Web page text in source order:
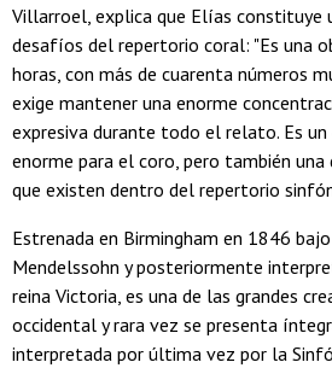
Villarroel, explica que Elías constituye
desafíos del repertorio coral: "Es una
horas, con más de cuarenta números
exige mantener una enorme
expresiva durante todo el relato. Es
enorme para el coro, pero también
que existen dentro del repertorio
Estrenada en Birmingham en 1846
Mendelssohn y posteriormente
reina Victoria, es una de las grandes
occidental y rara vez se presenta
interpretada por última vez por la